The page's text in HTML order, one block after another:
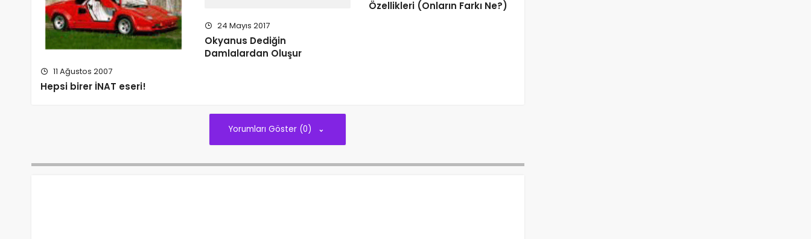
11 Ağustos 2007
Hepsi birer İNAT eseri!
24 Mayıs 2017
Okyanus Dediğin
Damlalardan Oluşur
Özellikleri (Onların Farkı Ne?)
Yorumları Göster (0)